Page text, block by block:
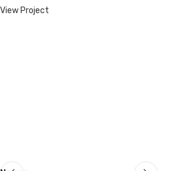
View Project